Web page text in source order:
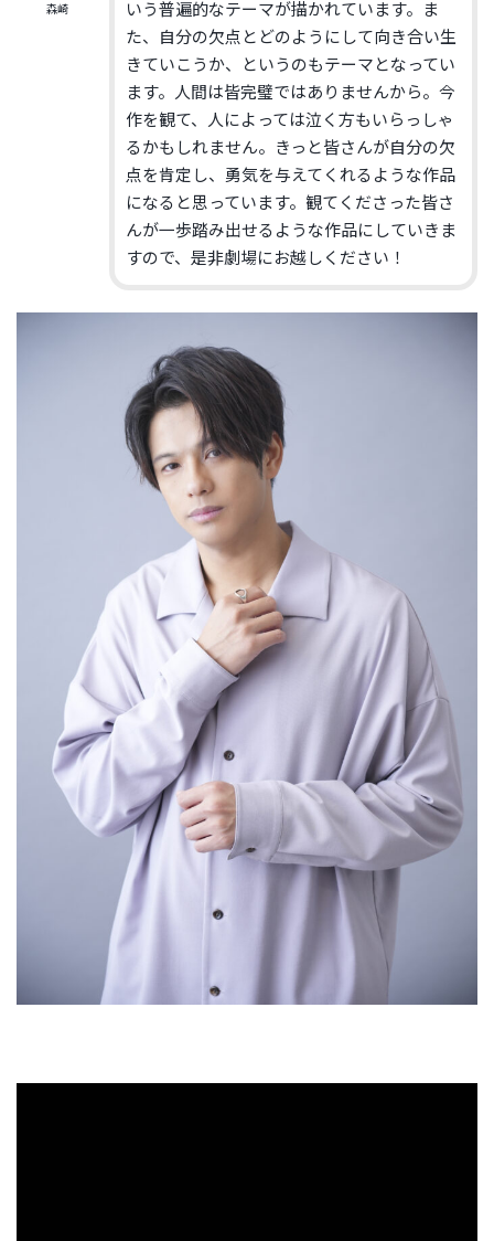
森崎
いう普遍的なテーマが描かれています。ま
た、
自分の欠点とどのようにして向き合い生
きていこうか、
というのもテーマとなってい
ます。
人間は皆完璧ではありませんから。今
作を観て、
人によっては泣く方もいらっしゃ
るかもしれません。
きっと皆さんが自分の欠
点を肯定し、 勇気を与えてくれるような作品
になると思っています。 観てくださった皆さ
んが一歩踏み出せるような作品にしていきま
すので、是非劇場にお越しください！